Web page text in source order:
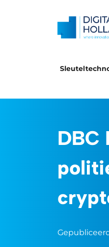
DBC